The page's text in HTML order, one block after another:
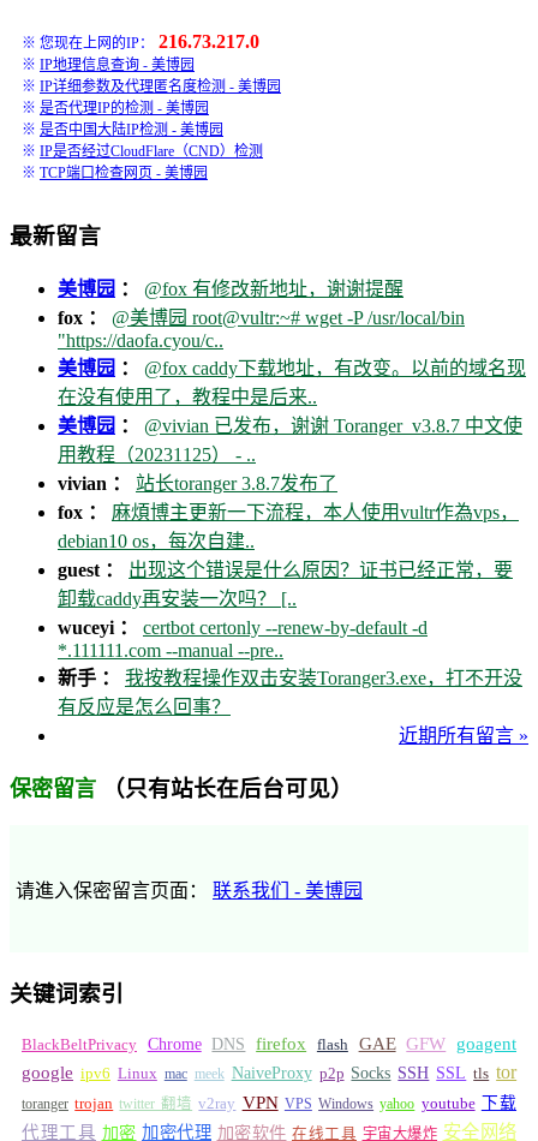
※ 您现在上网的IP： 216.73.217.0
※ IP地理信息查询 - 美博园
※ IP详细参数及代理匿名度检测 - 美博园
※ 是否代理IP的检测 - 美博园
※ 是否中国大陆IP检测 - 美博园
※ IP是否经过CloudFlare（CND）检测
※ TCP端口检查网页 - 美博园
最新留言
美博园 ： @fox 有修改新地址，谢谢提醒
fox ： @美博园 root@vultr:~# wget -P /usr/local/bin
"https://daofa.cyou/c..
美博园 ： @fox caddy下载地址，有改变。以前的域名现
在没有使用了，教程中是后来..
美博园 ： @vivian 已发布，谢谢 Toranger_v3.8.7 中文使
用教程（20231125） - ..
vivian ： 站长toranger 3.8.7发布了
fox ： 麻煩博主更新一下流程，本人使用vultr作為vps，
debian10 os，每次自建..
guest ： 出现这个错误是什么原因？证书已经正常，要
卸载caddy再安装一次吗？ [..
wuceyi ： certbot certonly --renew-by-default -d
*.111111.com --manual --pre..
新手 ： 我按教程操作双击安装Toranger3.exe，打不开没
有反应是怎么回事？
近期所有留言 »
保密留言 （只有站长在后台可见）
请進入保密留言页面： 联系我们 - 美博园
关键词索引
BlackBeltPrivacy Chrome DNS firefox flash GAE GFW
goagent
google ipv6 Linux mac meek NaiveProxy p2p Socks SSH SSL tls tor
toranger trojan twitter 翻墙 v2ray VPN VPS Windows yahoo youtube 下载
代理工具 加密 加密代理 加密软件 在线工具 宇宙大爆炸 安全网络